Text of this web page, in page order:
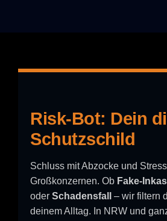
Risk-Bot: Dein
Schutzschild
Schluss mit Abzocke und
Großkonzernen. Ob Fake-
oder Schadensfall
– wir filtern
deinem Alltag. In NRW und